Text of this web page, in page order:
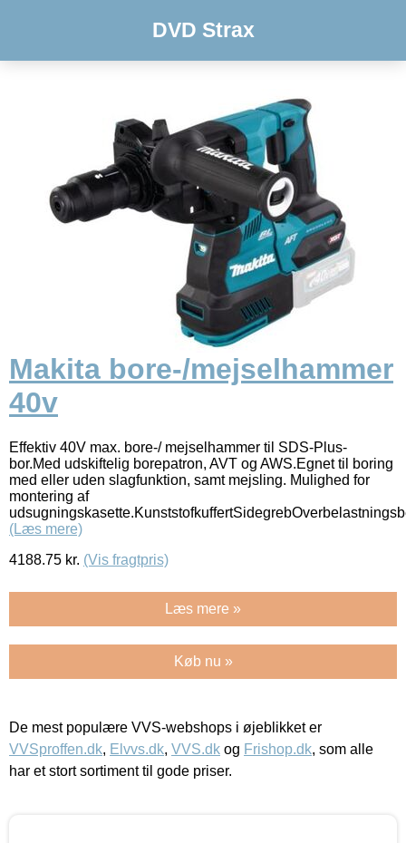
DVD Strax
Makita bore-/mejselhammer
40v
Effektiv 40V max. bore-/ mejselhammer til SDS-Plus-
bor.Med udskiftelig borepatron, AVT og AWS.Egnet til boring
med eller uden slagfunktion, samt mejsling. Mulighed for
montering af
(Læs mere)
4188.75 kr. (Vis fragtpris)
Læs mere »
Køb nu »
De mest populære VVS-webshops i øjeblikket er
VVSproffen.dk, Elvvs.dk, VVS.dk og Frishop.dk, som alle
har et stort sortiment til gode priser.